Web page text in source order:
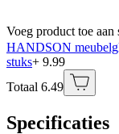
Voeg product toe aan
HANDSON
stuks+ 9.99
Totaal 6.49
Specificaties